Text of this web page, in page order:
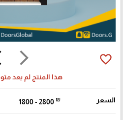
arrow_forward_ios favorite_border
هذا المنتج لم يعد
السعر 1800 - 2800 ₪